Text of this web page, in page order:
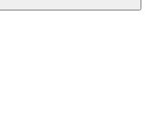
Buscar